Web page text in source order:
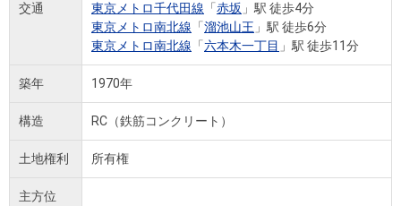
交通 東京メトロ千代田線 「赤坂 」駅 徒歩4分
東京メトロ南北線 「溜池山王 」駅 徒歩6分
東京メトロ南北線 「六本木一丁目 」駅 徒歩11分
築年 1970年
構造 RC（鉄筋コンクリート）
土地権利 所有権
主方位